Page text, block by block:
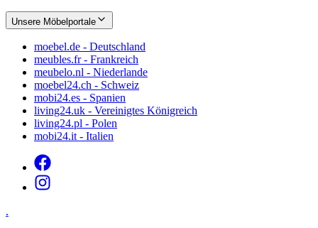
Unsere Möbelportale
moebel.de - Deutschland
meubles.fr - Frankreich
meubelo.nl - Niederlande
moebel24.ch - Schweiz
mobi24.es - Spanien
living24.uk - Vereinigtes Königreich
living24.pl - Polen
mobi24.it - Italien
.